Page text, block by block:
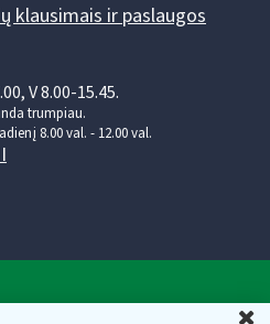
klausimais ir paslaugos
V 8.00-15.45.
trumpiau.
8.00 val. - 12.00 val.